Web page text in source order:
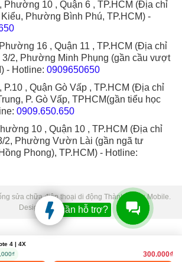
Phường 10 , Quận 6 , TP.HCM (Địa chỉ
Phường Bình Phú, TP.HCM) -
16 , Quận 11 , TP.HCM (Địa chỉ
2, Phường Minh Phụng (gần cầu vượt
- Hotline: 0909650650
P.10 , Quận Gò Vấp , TP.HCM (Địa chỉ
P. Gò Vấp, TPHCM(gần tiểu học
0909.650.650
10 , Quận 10 , TP.HCM (Địa chỉ
2, Phường Vườn Lài (gần ngã tư
Phong), TP.HCM) - Hotline:
sửa chữa điện thoại di động Thành Trung Mobile.
Designed by Sudo.
4 | 4X
300.000₫
Bạn cần hỗ trợ?